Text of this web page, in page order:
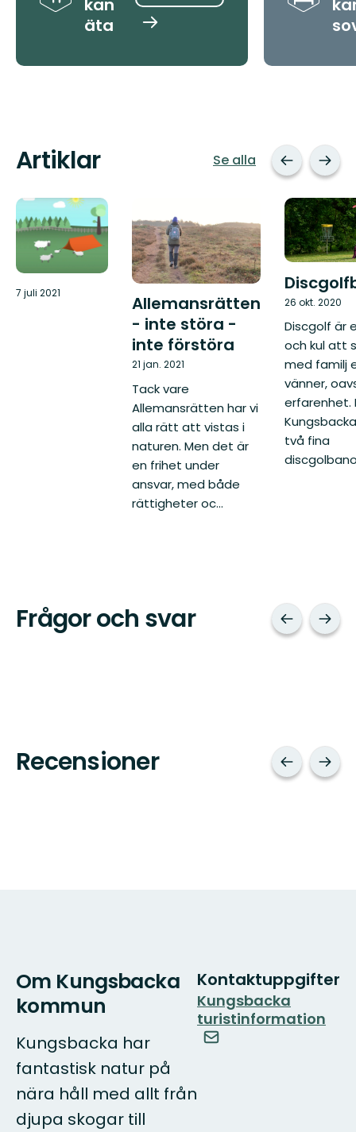
kan
äta
Hitta
Artiklar Se alla
7 juli 2021
Allemansrätten
- inte störa -
inte förstöra
21 jan. 2021
Tack vare
Allemansrätten har vi
alla rätt att vistas i
naturen. Men det är
en frihet under
ansvar, med både
rättigheter oc...
26 okt. 2020
Discgolf är
och kul att
med familj
vänner,
erfarenhet. I
två fina
Frågor och svar
Recensioner
Om Kungsbacka
kommun
Kungsbacka har
fantastisk natur på
nära håll med allt från
djupa skogar till
Kontaktuppgifter
Kungsbacka
turistinformation